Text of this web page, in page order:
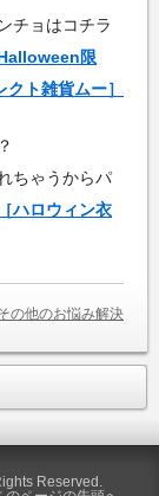
チョはコチラ
限
ト雑貨ムー］
ちゃうからパ
［ハロウィン衣
の他のお悩み解決
Reserved.